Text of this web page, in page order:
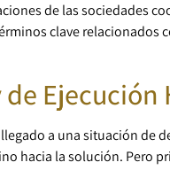
de las sociedades
clave relacionados
a una situación
hacia la solución. Pero